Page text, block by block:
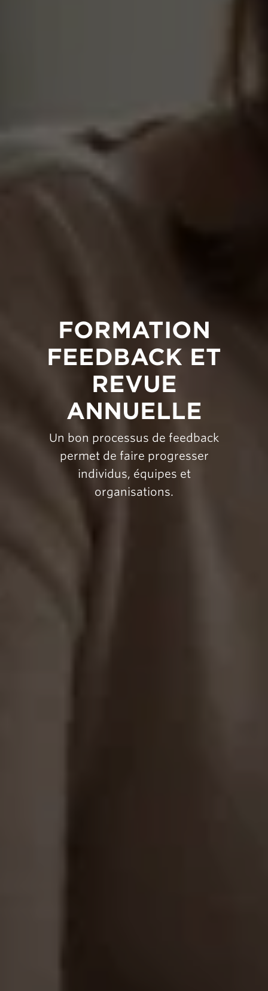
FORMATION
FEEDBACK ET
REVUE
ANNUELLE
Un bon processus de feedback
permet de faire progresser
individus, équipes et
organisations.